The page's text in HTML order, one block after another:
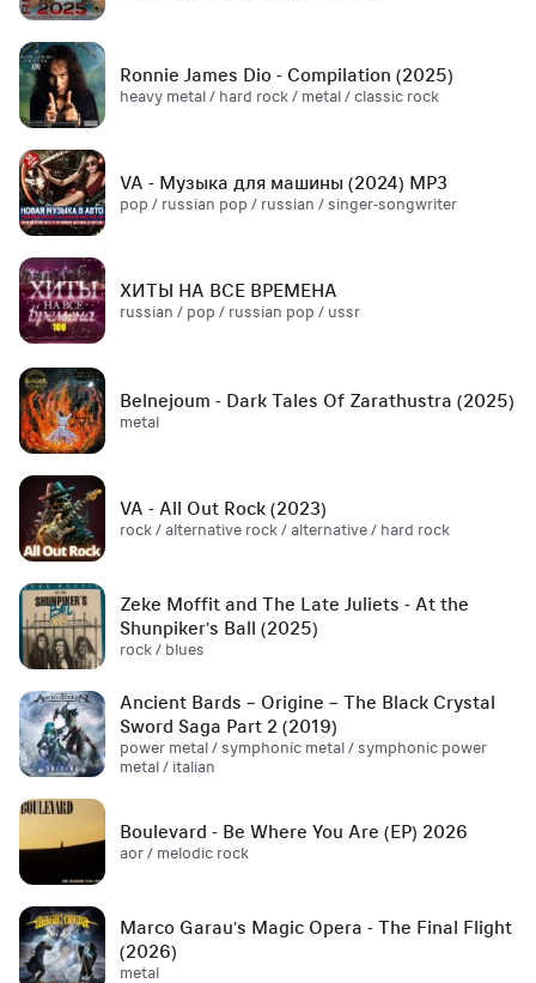
Ronnie James Dio - Compilation (2025)
heavy metal / hard rock / metal / classic rock
VA - Музыка для машины (2024) MP3
pop / russian pop / russian / singer-songwriter
ХИТЫ НА ВСЕ ВРЕМЕНА
russian / pop / russian pop / ussr
Belnejoum - Dark Tales Of Zarathustra (2025)
metal
VA - All Out Rock (2023)
rock / alternative rock / alternative / hard rock
Zeke Moffit and The Late Juliets - At the
Shunpiker's Ball (2025)
rock / blues
Ancient Bards – Origine – The Black Crystal
Sword Saga Part 2 (2019)
power metal / symphonic metal / symphonic power
metal / italian
Boulevard - Be Where You Are (EP) 2026
aor / melodic rock
Marco Garau's Magic Opera - The Final Flight
(2026)
metal